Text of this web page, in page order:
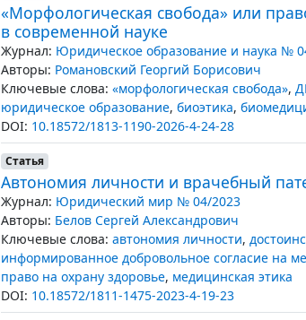
«Морфологическая свобода» или
в современной науке
Журнал: Юридическое образование и наука №
Авторы: Романовский Георгий Борисович
Ключевые слова: «морфологическая свобода»,
юридическое образование, биоэтика,
DOI: 10.18572/1813-1190-2026-4-24-28
Статья
Автономия личности и врачебный
Журнал: Юридический мир № 04/2023
Авторы: Белов Сергей Александрович
Ключевые слова: автономия личности,
информированное добровольное согласие на
право на охрану здоровье, медицинская этика
DOI: 10.18572/1811-1475-2023-4-19-23